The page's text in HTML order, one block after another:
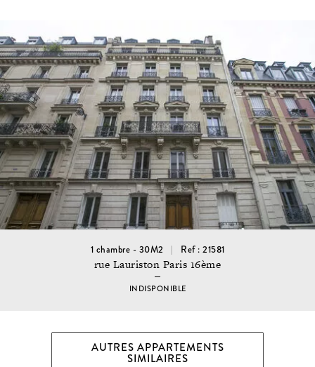
1 chambre - 30M2 Ref : 21581
rue Lauriston Paris 16ème
INDISPONIBLE
AUTRES APPARTEMENTS
SIMILAIRES